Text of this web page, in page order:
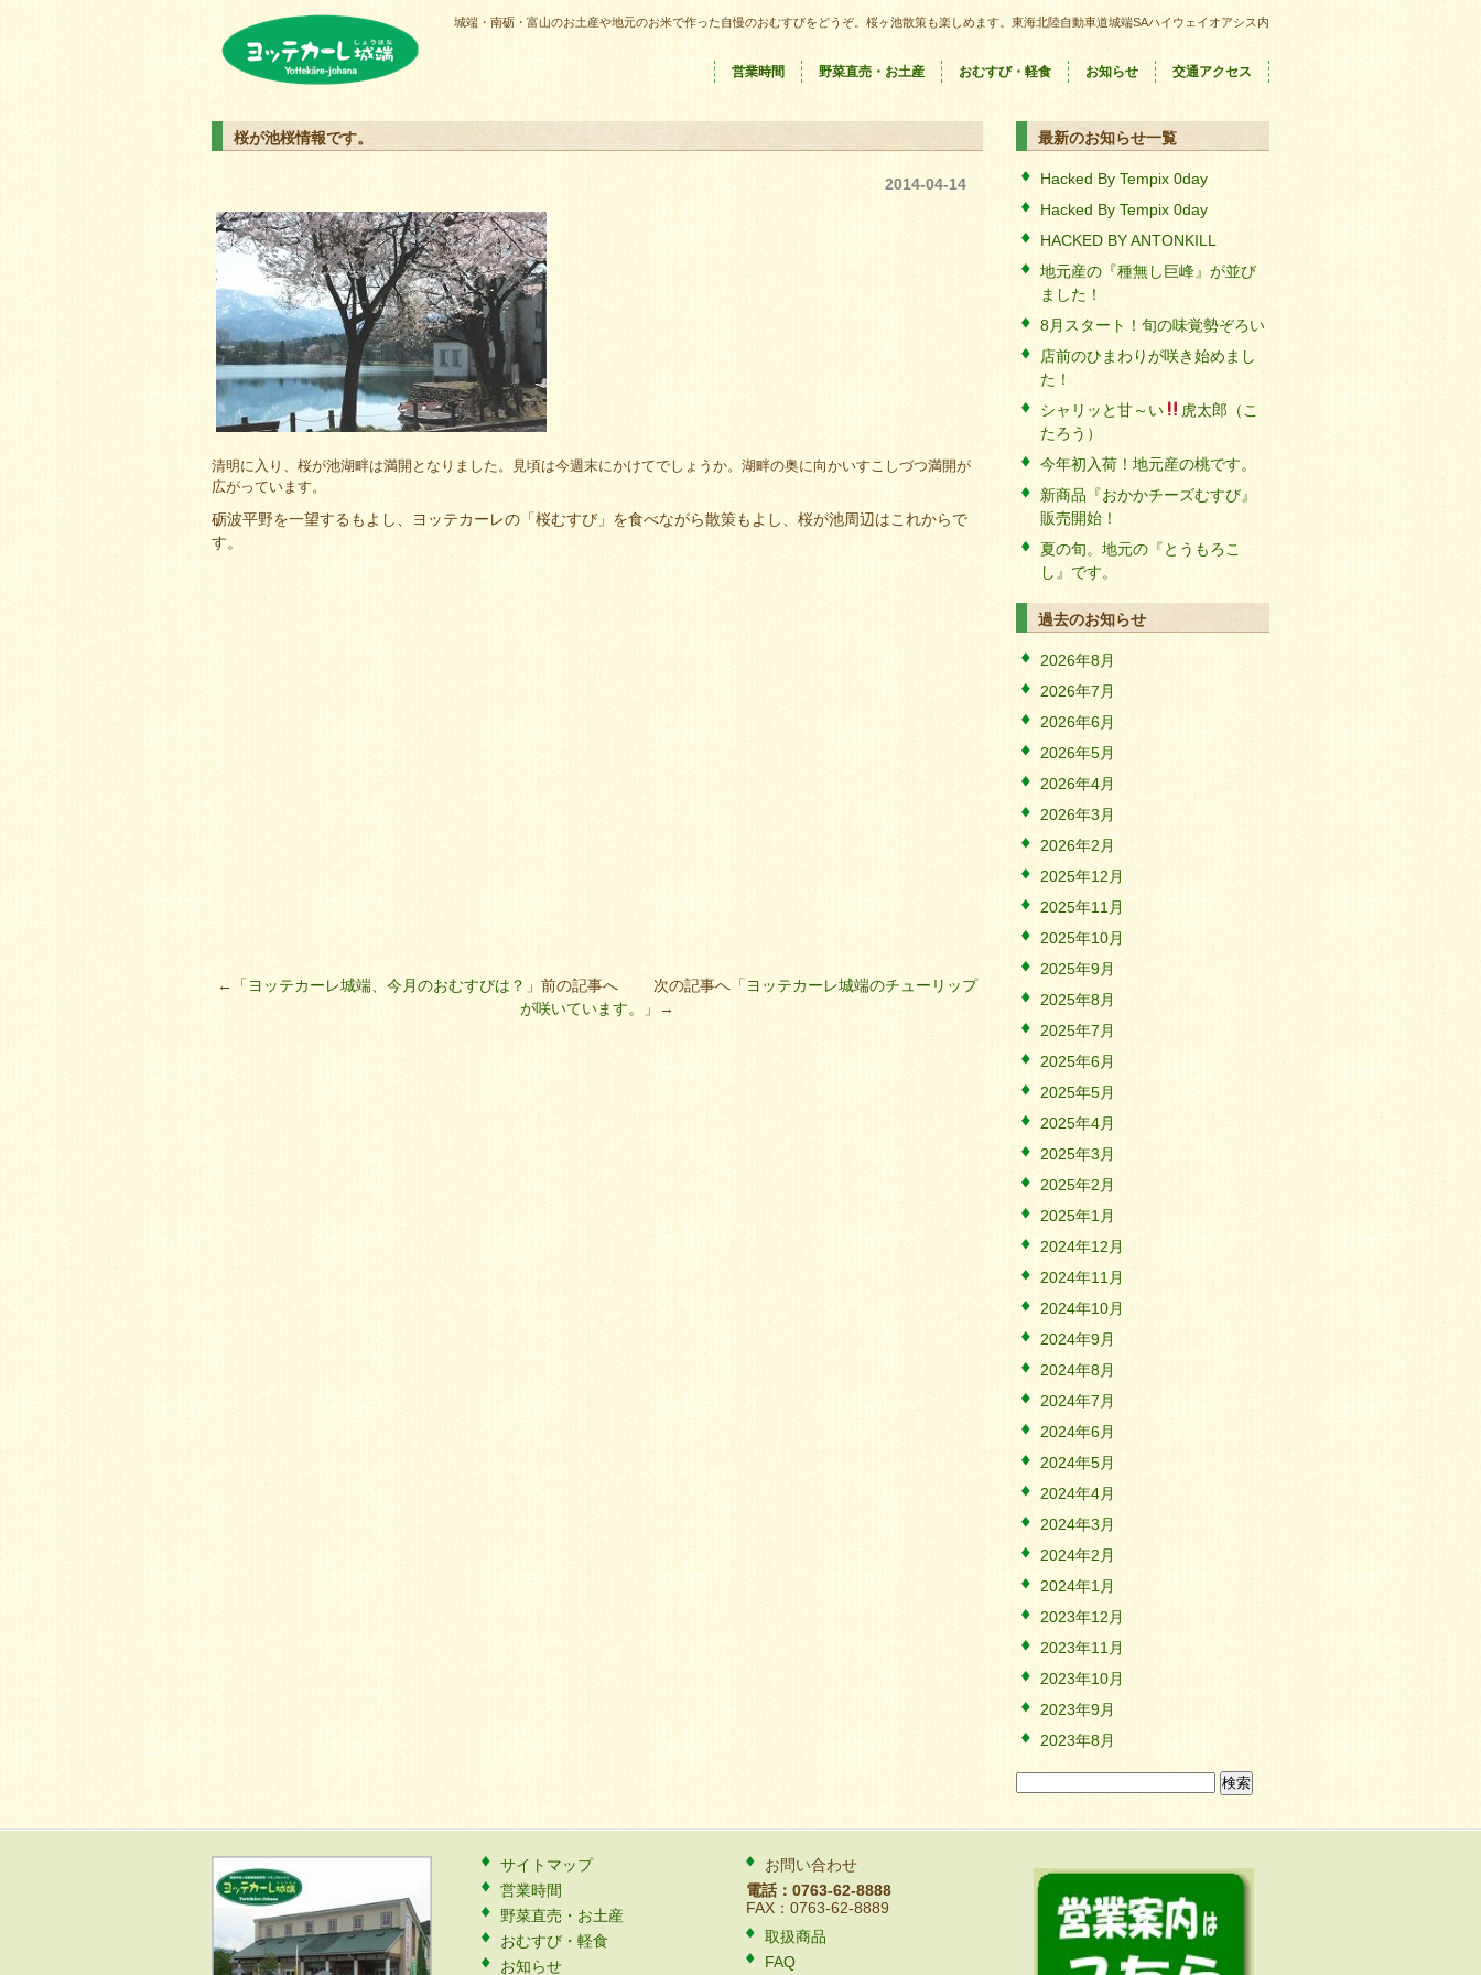
城端・南砺・富山のお土産や地元のお米で作った自慢のおむすびをどうぞ。桜ヶ池散策も楽しめます。東海北陸自動車道城端SAハイウェイオアシス内
営業時間 野菜直売・お土産 おむすび・軽食 お知らせ 交通アクセス
桜が池桜情報です。
2014-04-14
清明に入り、桜が池湖畔は満開となりました。見頃は今週末にかけてでしょうか。湖畔の奥に向かいすこしづつ満開が
広がっています。
砺波平野を一望するもよし、ヨッテカーレの「桜むすび」を食べながら散策もよし、桜が池周辺はこれからで
す。
←「ヨッテカーレ城端、今月のおむすびは？ 」前の記事へ 次の記事へ「ヨッテカーレ城端のチューリップ
が咲いています。
」→
最新のお知らせ一覧
Hacked By Tempix 0day
Hacked By Tempix 0day
HACKED BY ANTONKILL
地元産の『種無し巨峰』が並び
ました！
8月スタート！旬の味覚勢ぞろい
店前のひまわりが咲き始めまし
た！
シャリッと甘～い
虎太郎（こ
たろう）
今年初入荷！地元産の桃です。
新商品『おかかチーズむすび』
販売開始！
夏の旬。地元の『とうもろこ
し』です。
過去のお知らせ
2026年8月
2026年7月
2026年6月
2026年5月
2026年4月
2026年3月
2026年2月
2025年12月
2025年11月
2025年10月
2025年9月
2025年8月
2025年7月
2025年6月
2025年5月
2025年4月
2025年3月
2025年2月
2025年1月
2024年12月
2024年11月
2024年10月
2024年9月
2024年8月
2024年7月
2024年6月
2024年5月
2024年4月
2024年3月
2024年2月
2024年1月
2023年12月
2023年11月
2023年10月
2023年9月
2023年8月
検
索:
サイトマップ
営業時間
野菜直売・お土産
おむすび・軽食
お知らせ
お問い合わせ
電話：0763-62-8888
FAX：0763-62-8889
取扱商品
FAQ